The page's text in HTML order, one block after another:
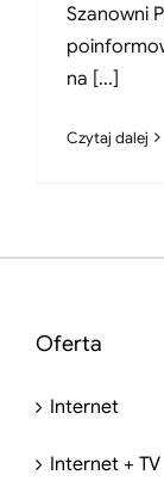
Szanowni
na [...]
Czytaj dalej
Oferta
Internet
Internet + TV